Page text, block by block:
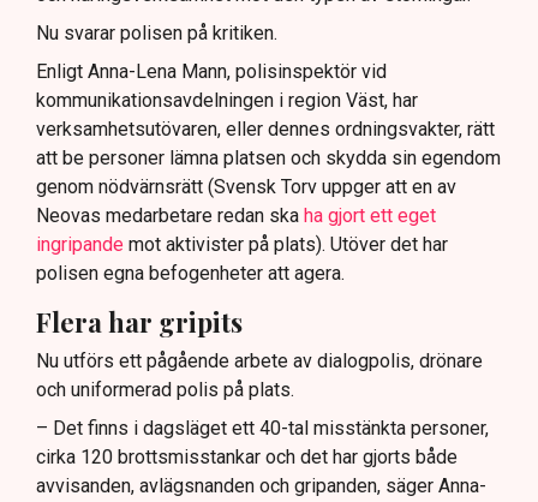
Nu svarar polisen på kritiken.
Enligt Anna-Lena Mann, polisinspektör vid
kommunikationsavdelningen i region Väst, har
verksamhetsutövaren, eller dennes ordningsvakter, rätt
att be personer lämna platsen och skydda sin egendom
genom nödvärnsrätt (Svensk Torv uppger att en av
Neovas medarbetare redan ska ha gjort ett eget
ingripande mot aktivister på plats). Utöver det har
polisen egna befogenheter att agera.
Flera har gripits
Nu utförs ett pågående arbete av dialogpolis, drönare
och uniformerad polis på plats.
– Det finns i dagsläget ett 40-tal misstänkta personer,
cirka 120 brottsmisstankar och det har gjorts både
avvisanden, avlägsnanden och gripanden, säger Anna-